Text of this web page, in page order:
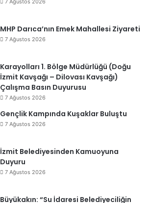
7 Ağustos 2026
MHP Darıca’nın Emek Mahallesi Ziyareti
7 Ağustos 2026
Karayolları 1. Bölge Müdürlüğü (Doğu
İzmit Kavşağı – Dilovası Kavşağı)
Çalışma Basın Duyurusu
7 Ağustos 2026
Gençlik Kampında Kuşaklar Buluştu
7 Ağustos 2026
İzmit Belediyesinden Kamuoyuna
Duyuru
7 Ağustos 2026
Büyükakın: “Su İdaresi Belediyeciliğin